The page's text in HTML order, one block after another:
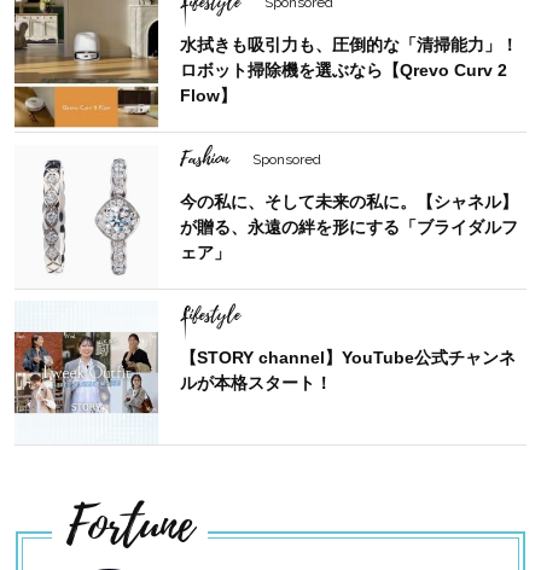
水拭きも吸引力も、圧倒的な「清掃能力」！
ロボット掃除機を選ぶなら【Qrevo Curv 2
Flow】
Fashion Sponsored
今の私に、そして未来の私に。【シャネル】
が贈る、永遠の絆を形にする「ブライダルフ
ェア」
Lifestyle
【STORY channel】YouTube公式チャンネ
ルが本格スタート！
Fortune